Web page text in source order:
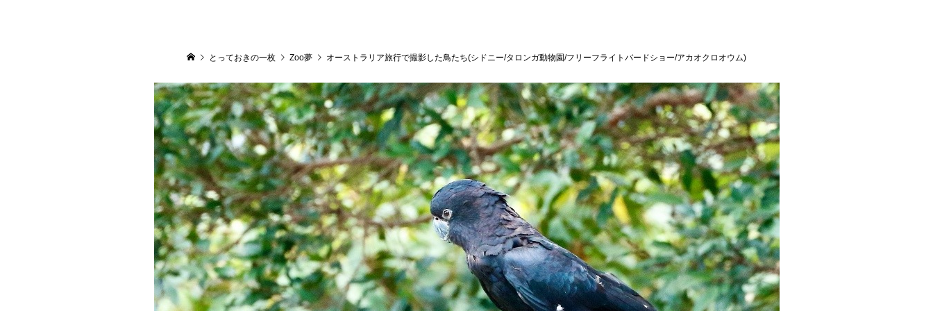
とっておきの一枚 Zoo夢 オーストラリア旅行で撮影した鳥たち(シドニー/タロンガ動物園/フリーフライトバードショー/アカオクロオウム)